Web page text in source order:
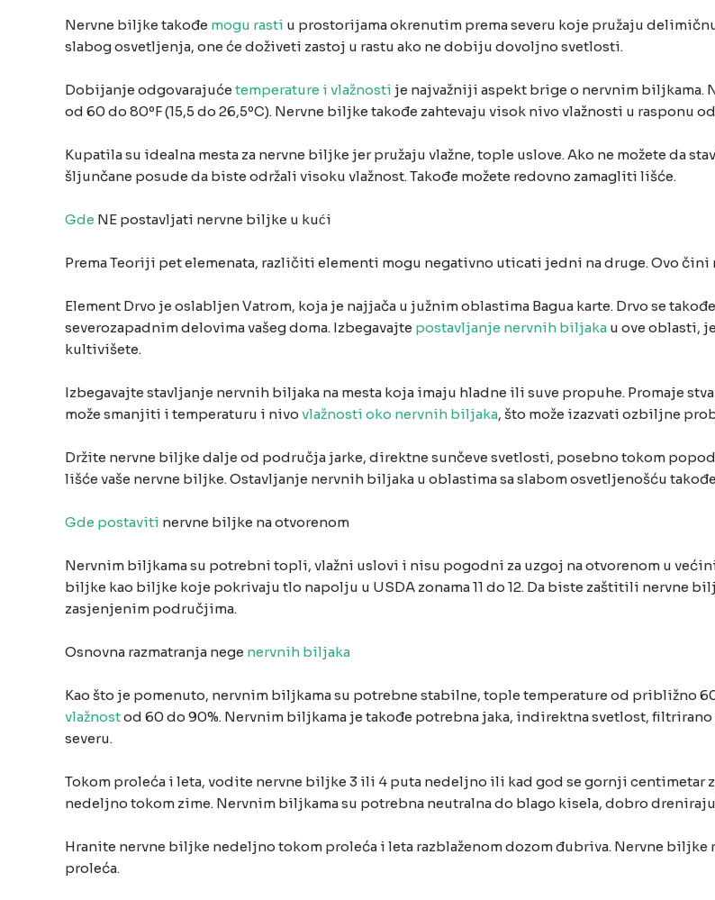
Nervne biljke takođe mogu rasti u prostorijama okrenutim prema severu koje pružaju
slabog osvetljenja, one će doživeti zastoj u rastu ako ne dobiju dovoljno svetlosti.
Dobijanje odgovarajuće temperature i vlažnosti je najvažniji aspekt brige o nervnim biljkama.
od 60 do 80ºF (15,5 do 26,5ºC). Nervne biljke takođe zahtevaju visok nivo vlažnosti u rasponu
Kupatila su idealna mesta za nervne biljke jer pružaju vlažne, tople uslove. Ako ne možete da
šljunčane posude da biste održali visoku vlažnost. Takođe možete redovno zamagliti lišće.
Gde NE postavljati nervne biljke u kući
Prema Teoriji pet elemenata, različiti elementi mogu negativno uticati jedni na druge. Ovo
Element Drvo je oslabljen Vatrom, koja je najjača u južnim oblastima Bagua karte. Drvo se
severozapadnim delovima vašeg doma. Izbegavajte postavljanje nervnih biljaka u ove oblasti,
kultivišete.
Izbegavajte stavljanje nervnih biljaka na mesta koja imaju hladne ili suve propuhe. Promaje
može smanjiti i temperaturu i nivo vlažnosti oko nervnih biljaka, što može izazvati ozbiljne
Držite nervne biljke dalje od područja jarke, direktne sunčeve svetlosti, posebno tokom
lišće vaše nervne biljke. Ostavljanje nervnih biljaka u oblastima sa slabom osvetljenošću takođe
Gde postaviti nervne biljke na otvorenom
Nervnim biljkama su potrebni topli, vlažni uslovi i nisu pogodni za uzgoj na otvorenom u
biljke kao biljke koje pokrivaju tlo napolju u USDA zonama 11 do 12. Da biste zaštitili nervne
zasjenjenim područjima.
Osnovna razmatranja nege nervnih biljaka
Kao što je pomenuto, nervnim biljkama su potrebne stabilne, tople temperature od približno 60
vlažnostod 60 do 90%. Nervnim biljkama je takođe potrebna jaka, indirektna svetlost,
severu.
Tokom proleća i leta, vodite nervne biljke 3 ili 4 puta nedeljno ili kad god se gornji centimetar
nedeljno tokom zime. Nervnim biljkama su potrebna neutralna do blago kisela, dobro
Hranite nervne biljke nedeljno tokom proleća i leta razblaženom dozom đubriva. Nervne
proleća.